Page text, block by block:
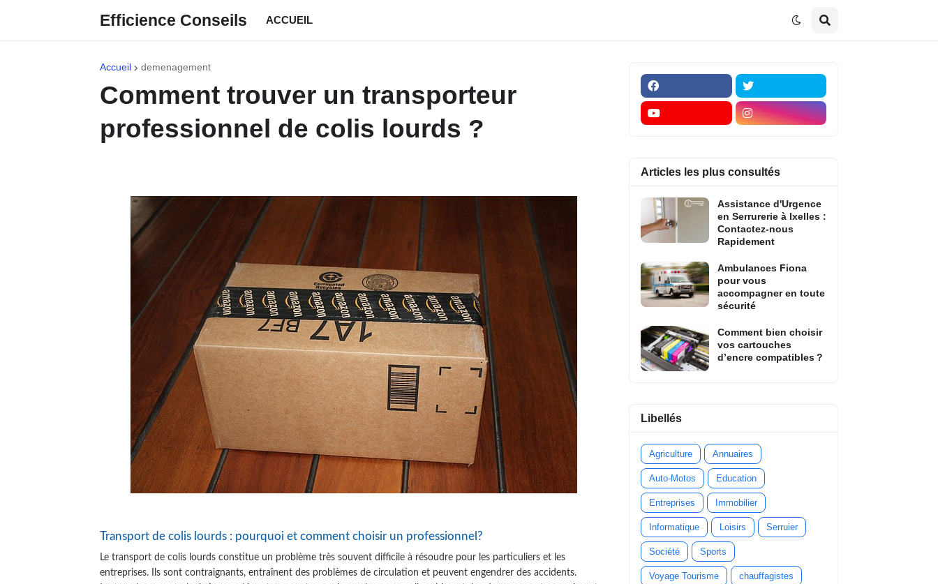
Efficience Conseils ACCUEIL
Accueil demenagement
Comment trouver un transporteur
professionnel de colis lourds ?
Transport de colis lourds : pourquoi et comment choisir un professionnel?
Le transport de colis lourds constitue un problème très souvent difficile à résoudre pour les particuliers et les
entreprises. Ils sont contraignants, entraînent des problèmes de circulation et peuvent engendrer des accidents.
Articles les plus consultés
Assistance d'Urgence
en Serrurerie à Ixelles :
Contactez-nous
Rapidement
Ambulances Fiona
pour vous
accompagner en toute
sécurité
Comment bien choisir
vos cartouches
d’encre compatibles ?
Libellés
Agriculture Annuaires
Auto-Motos Education
Entreprises Immobilier
Informatique Loisirs Serruier
Société Sports
Voyage Tourisme chauffagistes